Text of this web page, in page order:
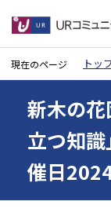
こ
の
現在のページ
トッ
ら
新木の
立つ知
催日